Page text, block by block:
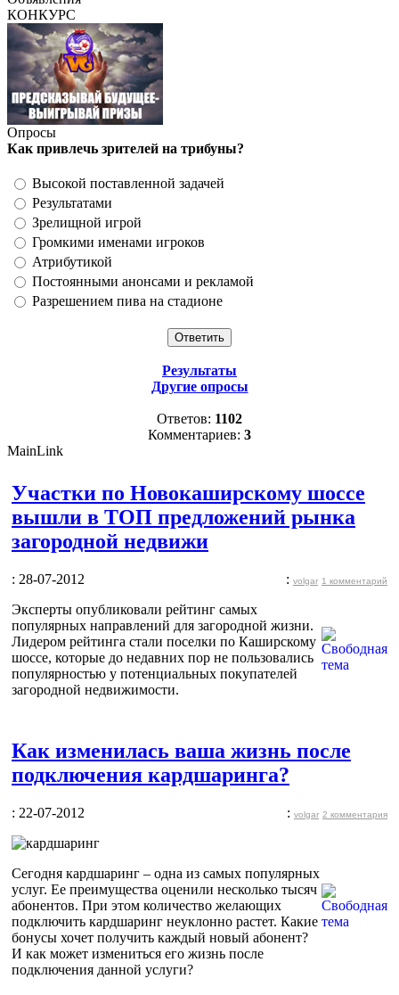
КОНКУРС
Опросы
Как привлечь зрителей на трибуны?
Высокой поставленной задачей
Результатами
Зрелищной игрой
Громкими именами игроков
Атрибутикой
Постоянными анонсами и рекламой
Разрешением пива на стадионе
Результаты
Другие опросы
Ответов: 1102
Комментариев: 3
MainLink
Участки по Новокаширскому шоссе
вышли в ТОП предложений рынка
загородной недвижи
: 28-07-2012 : volgar 1 комментарий
Эксперты опубликовали рейтинг самых
популярных направлений для загородной жизни.
Лидером рейтинга стали поселки по Каширскому
шоссе, которые до недавних пор не пользовались
популярностью у потенциальных покупателей
загородной недвижимости.
Как изменилась ваша жизнь после
подключения кардшаринга?
: 22-07-2012 : volgar 2 комментария
Сегодня кардшаринг – одна из самых популярных
услуг. Ее преимущества оценили несколько тысяч
абонентов. При этом количество желающих
подключить кардшаринг неуклонно растет. Какие
бонусы хочет получить каждый новый абонент?
И как может измениться его жизнь после
подключения данной услуги?